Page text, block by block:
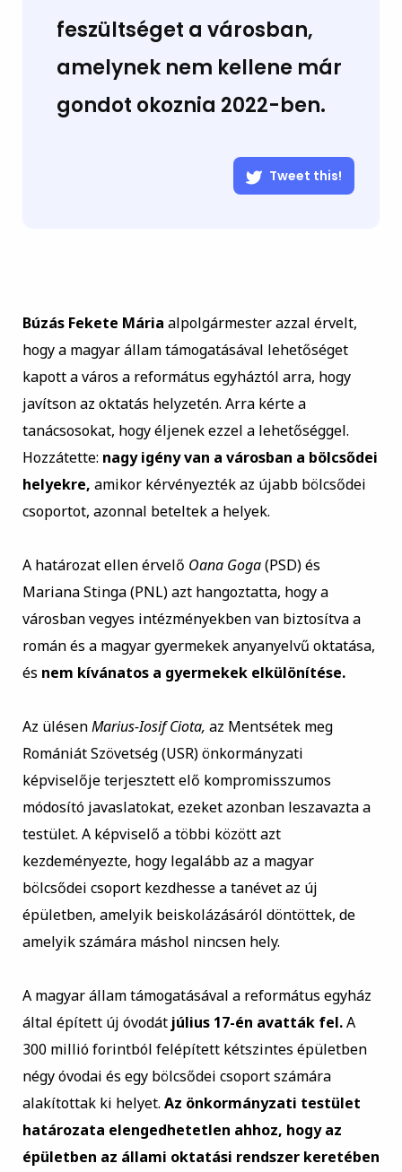
feszültséget a városban,
amelynek nem kellene már
gondot okoznia 2022-ben.
Tweet this!
Búzás Fekete Mária alpolgármester azzal érvelt,
hogy a magyar állam támogatásával lehetőséget
kapott a város a református egyháztól arra, hogy
javítson az oktatás helyzetén. Arra kérte a
tanácsosokat, hogy éljenek ezzel a lehetőséggel.
Hozzátette: nagy igény van a városban a bölcsődei
helyekre, amikor kérvényezték az újabb bölcsődei
csoportot, azonnal beteltek a helyek.
A határozat ellen érvelő Oana Goga(PSD) és
Mariana Stinga (PNL) azt hangoztatta, hogy a
városban vegyes intézményekben van biztosítva a
román és a magyar gyermekek anyanyelvű oktatása,
és nem kívánatos a gyermekek elkülönítése.
Az ülésenMarius-Iosif Ciota, az Mentsétek meg
Romániát Szövetség (USR) önkormányzati
képviselője terjesztett elő kompromisszumos
módosító javaslatokat, ezeket azonban leszavazta a
testület. A képviselő a többi között azt
kezdeményezte, hogy legalább az a magyar
bölcsődei csoport kezdhesse a tanévet az új
épületben, amelyik beiskolázásáról döntöttek, de
amelyik számára máshol nincsen hely.
A magyar állam támogatásával a református egyház
által épített új óvodát július 17-én avatták fel.A
300 millió forintból felépített kétszintes épületben
négy óvodai és egy bölcsődei csoport számára
alakítottak ki helyet. Az önkormányzati testület
határozata elengedhetetlen ahhoz, hogy az
épületben az állami oktatási rendszer keretében